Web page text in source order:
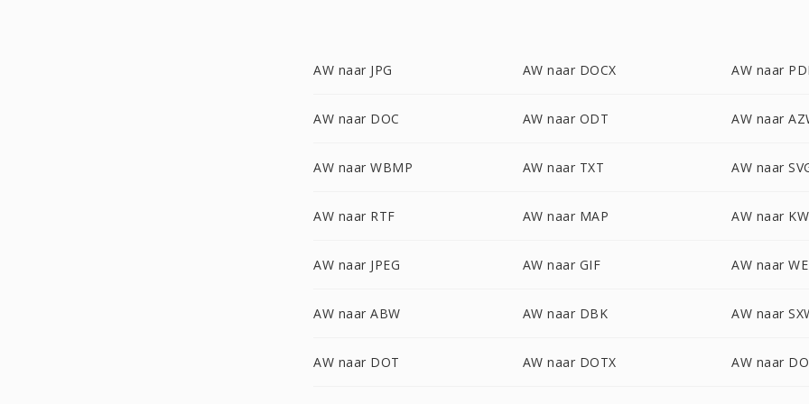
AW naar JPG AW naar DOCX AW naar
AW naar DOC AW naar ODT AW naar
AW naar WBMP AW naar TXT AW naar
AW naar RTF AW naar MAP AW naar
AW naar JPEG AW naar GIF AW naar
AW naar ABW AW naar DBK AW naar
AW naar DOT AW naar DOTX AW naar